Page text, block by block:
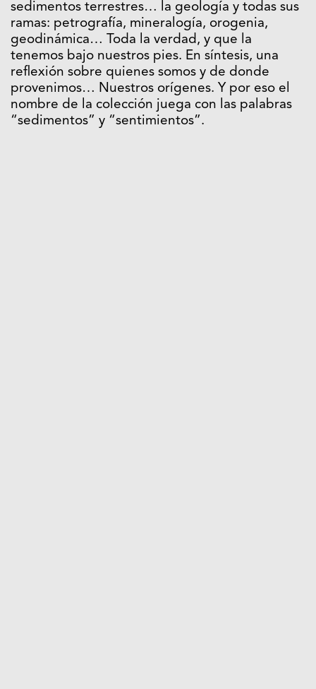
sedimentos terrestres… la geología y todas sus
ramas: petrografía, mineralogía, orogenia,
geodinámica… Toda la verdad, y que la
tenemos bajo nuestros pies. En síntesis, una
reflexión sobre quienes somos y de donde
provenimos… Nuestros orígenes. Y por eso el
nombre de la colección juega con las palabras
“sedimentos” y “sentimientos”.